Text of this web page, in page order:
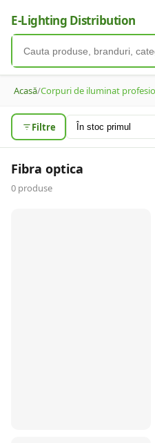
E-Lighting Distribution
Acasă/Corpuri de iluminat
Filtre
Fibra optica
0 produse